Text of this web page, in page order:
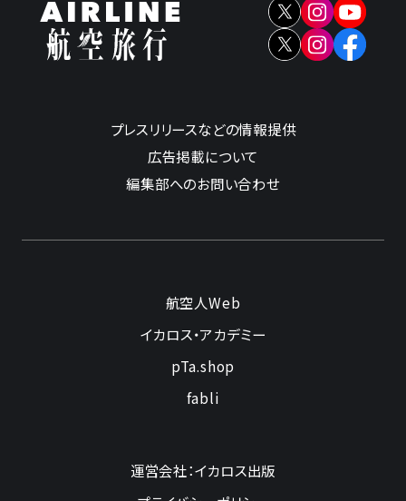
プレスリリースなどの情報提供
広告掲載について
編集部へのお問い合わせ
航空人Web
イカロス・アカデミー
pTa.shop
fabli
運営会社：イカロス出版